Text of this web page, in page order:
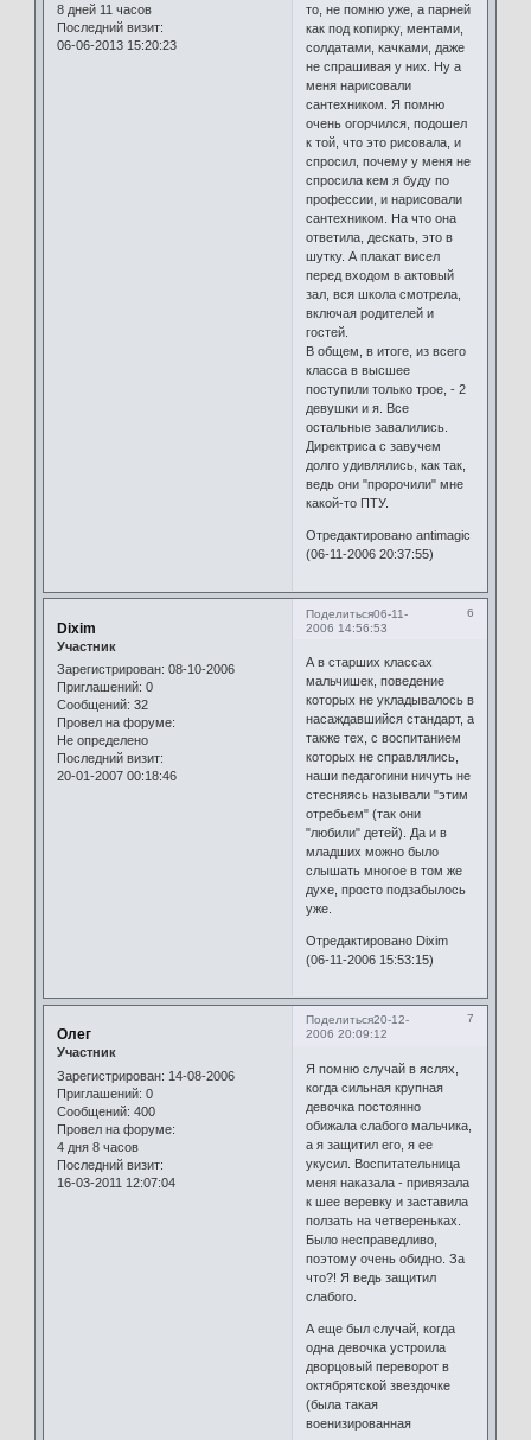
8 дней 11 часов
Последний визит:
06-06-2013 15:20:23
то, не помню уже, а парней
как под копирку, ментами,
солдатами, качками, даже
не спрашивая у них. Ну а
меня нарисовали
сантехником. Я помню
очень огорчился, подошел
к той, что это рисовала, и
спросил, почему у меня не
спросила кем я буду по
профессии, и нарисовали
сантехником. На что она
ответила, дескать, это в
шутку. А плакат висел
перед входом в актовый
зал, вся школа смотрела,
включая родителей и
гостей.
В общем, в итоге, из всего
класса в высшее
поступили только трое, - 2
девушки и я. Все
остальные завалились.
Директриса с завучем
долго удивлялись, как так,
ведь они "пророчили" мне
какой-то ПТУ.
Отредактировано antimagic
(06-11-2006 20:37:55)
Поделиться 6
06-11-
2006 14:56:53
Dixim
Участник
Зарегистрирован: 08-10-2006
Приглашений: 0
Сообщений: 32
Провел на форуме:
Не определено
Последний визит:
20-01-2007 00:18:46
А в старших классах
мальчишек, поведение
которых не укладывалось в
насаждавшийся стандарт, а
также тех, с воспитанием
которых не справлялись,
наши педагогини ничуть не
стесняясь называли "этим
отребьем" (так они
"любили" детей). Да и в
младших можно было
слышать многое в том же
духе, просто подзабылось
уже.
Отредактировано Dixim
(06-11-2006 15:53:15)
Поделиться 7
20-12-
2006 20:09:12
Олег
Участник
Зарегистрирован: 14-08-2006
Приглашений: 0
Сообщений: 400
Провел на форуме:
4 дня 8 часов
Последний визит:
16-03-2011 12:07:04
Я помню случай в яслях,
когда сильная крупная
девочка постоянно
обижала слабого мальчика,
а я защитил его, я ее
укусил. Воспитательница
меня наказала - привязала
к шее веревку и заставила
ползать на четвереньках.
Было несправедливо,
поэтому очень обидно. За
что?! Я ведь защитил
слабого.
А еще был случай, когда
одна девочка устроила
дворцовый переворот в
октябрятской звездочке
(была такая
военизированная